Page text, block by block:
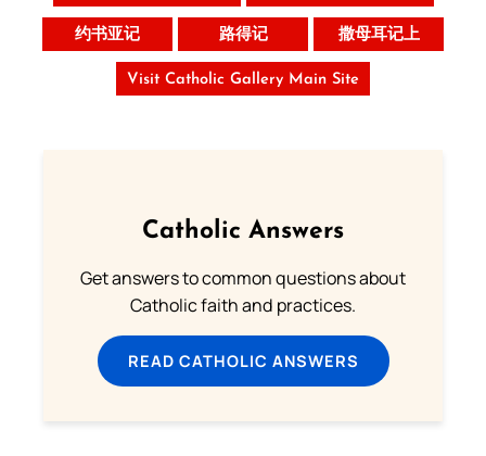
约书亚记 路得记 撒母耳记上
Visit Catholic Gallery Main Site
Catholic Answers
Get answers to common questions about
Catholic faith and practices.
READ CATHOLIC ANSWERS